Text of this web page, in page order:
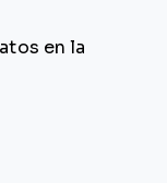
en la